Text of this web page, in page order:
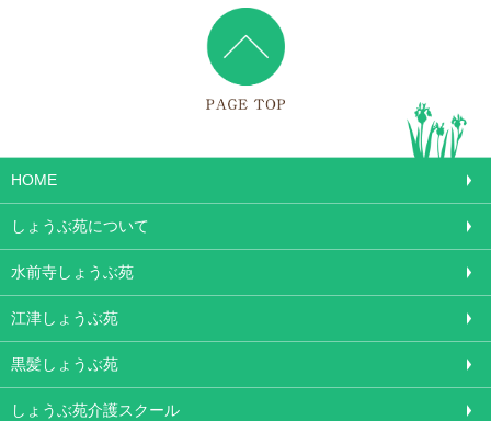
HOME
しょうぶ苑について
水前寺しょうぶ苑
江津しょうぶ苑
黒髪しょうぶ苑
しょうぶ苑介護スクール